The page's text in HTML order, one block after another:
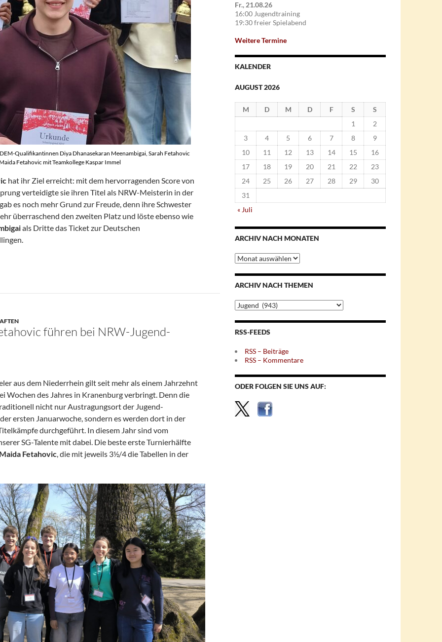
Qualifikantinnen Diya Dhanasekaran Meenambigai, Sarah Fetahovic
Fetahovic mit Teamkollege Kaspar Immel
hat ihr Ziel erreicht: mit dem hervorragenden Score von
verteidigte sie ihren Titel als NRW-Meisterin in der
es noch mehr Grund zur Freude, denn ihre Schwester
überraschend den zweiten Platz und löste ebenso wie
als Dritte das Ticket zur Deutschen
NRW-Titel
führen bei NRW-Jugend-
aus dem Niederrhein gilt seit mehr als einem Jahrzehnt
Wochen des Jahres in Kranenburg verbringt. Denn die
nicht nur Austragungsort der Jugend-
ersten Januarwoche, sondern es werden dort in der
durchgeführt. In diesem Jahr sind vom
SG-Talente mit dabei. Die beste erste Turnierhälfte
Maida Fetahovic, die mit jeweils 3½/4 die Tabellen in der
Fr., 21.08.26
16:00 Jugendtraining
19:30 freier Spielabend
Weitere Termine
KALENDER
AUGUST 2026
M D M D F S
S
1
2
3
4 5 6 7 8
9
10
11 12 13 14 15
16
17
18 19 20 21 22
23
24
25 26 27 28 29
30
31
« Juli
ARCHIV NACH MONATEN
Archiv
nach
Monaten
ARCHIV NACH THEMEN
Archiv
nach
Themen
RSS-FEEDS
RSS – Beiträge
RSS – Kommentare
ODER FOLGEN SIE UNS AUF: